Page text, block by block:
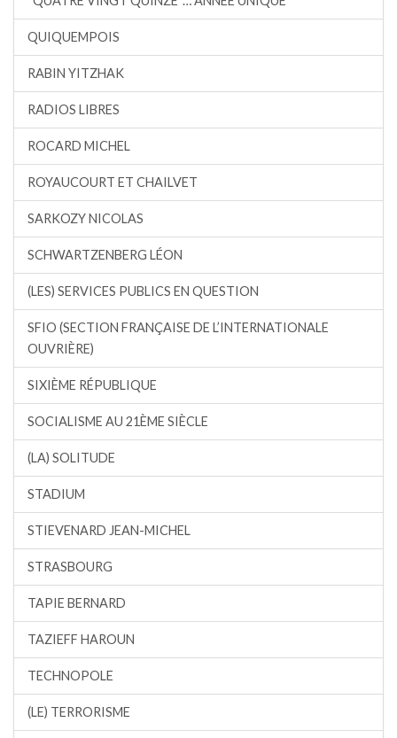
QUIQUEMPOIS
RABIN YITZHAK
RADIOS LIBRES
ROCARD MICHEL
ROYAUCOURT ET CHAILVET
SARKOZY NICOLAS
SCHWARTZENBERG LÉON
(LES) SERVICES PUBLICS EN QUESTION
SFIO (SECTION FRANÇAISE DE L’INTERNATIONALE
OUVRIÈRE)
SIXIÈME RÉPUBLIQUE
SOCIALISME AU 21ÈME SIÈCLE
(LA) SOLITUDE
STADIUM
STIEVENARD JEAN-MICHEL
STRASBOURG
TAPIE BERNARD
TAZIEFF HAROUN
TECHNOPOLE
(LE) TERRORISME